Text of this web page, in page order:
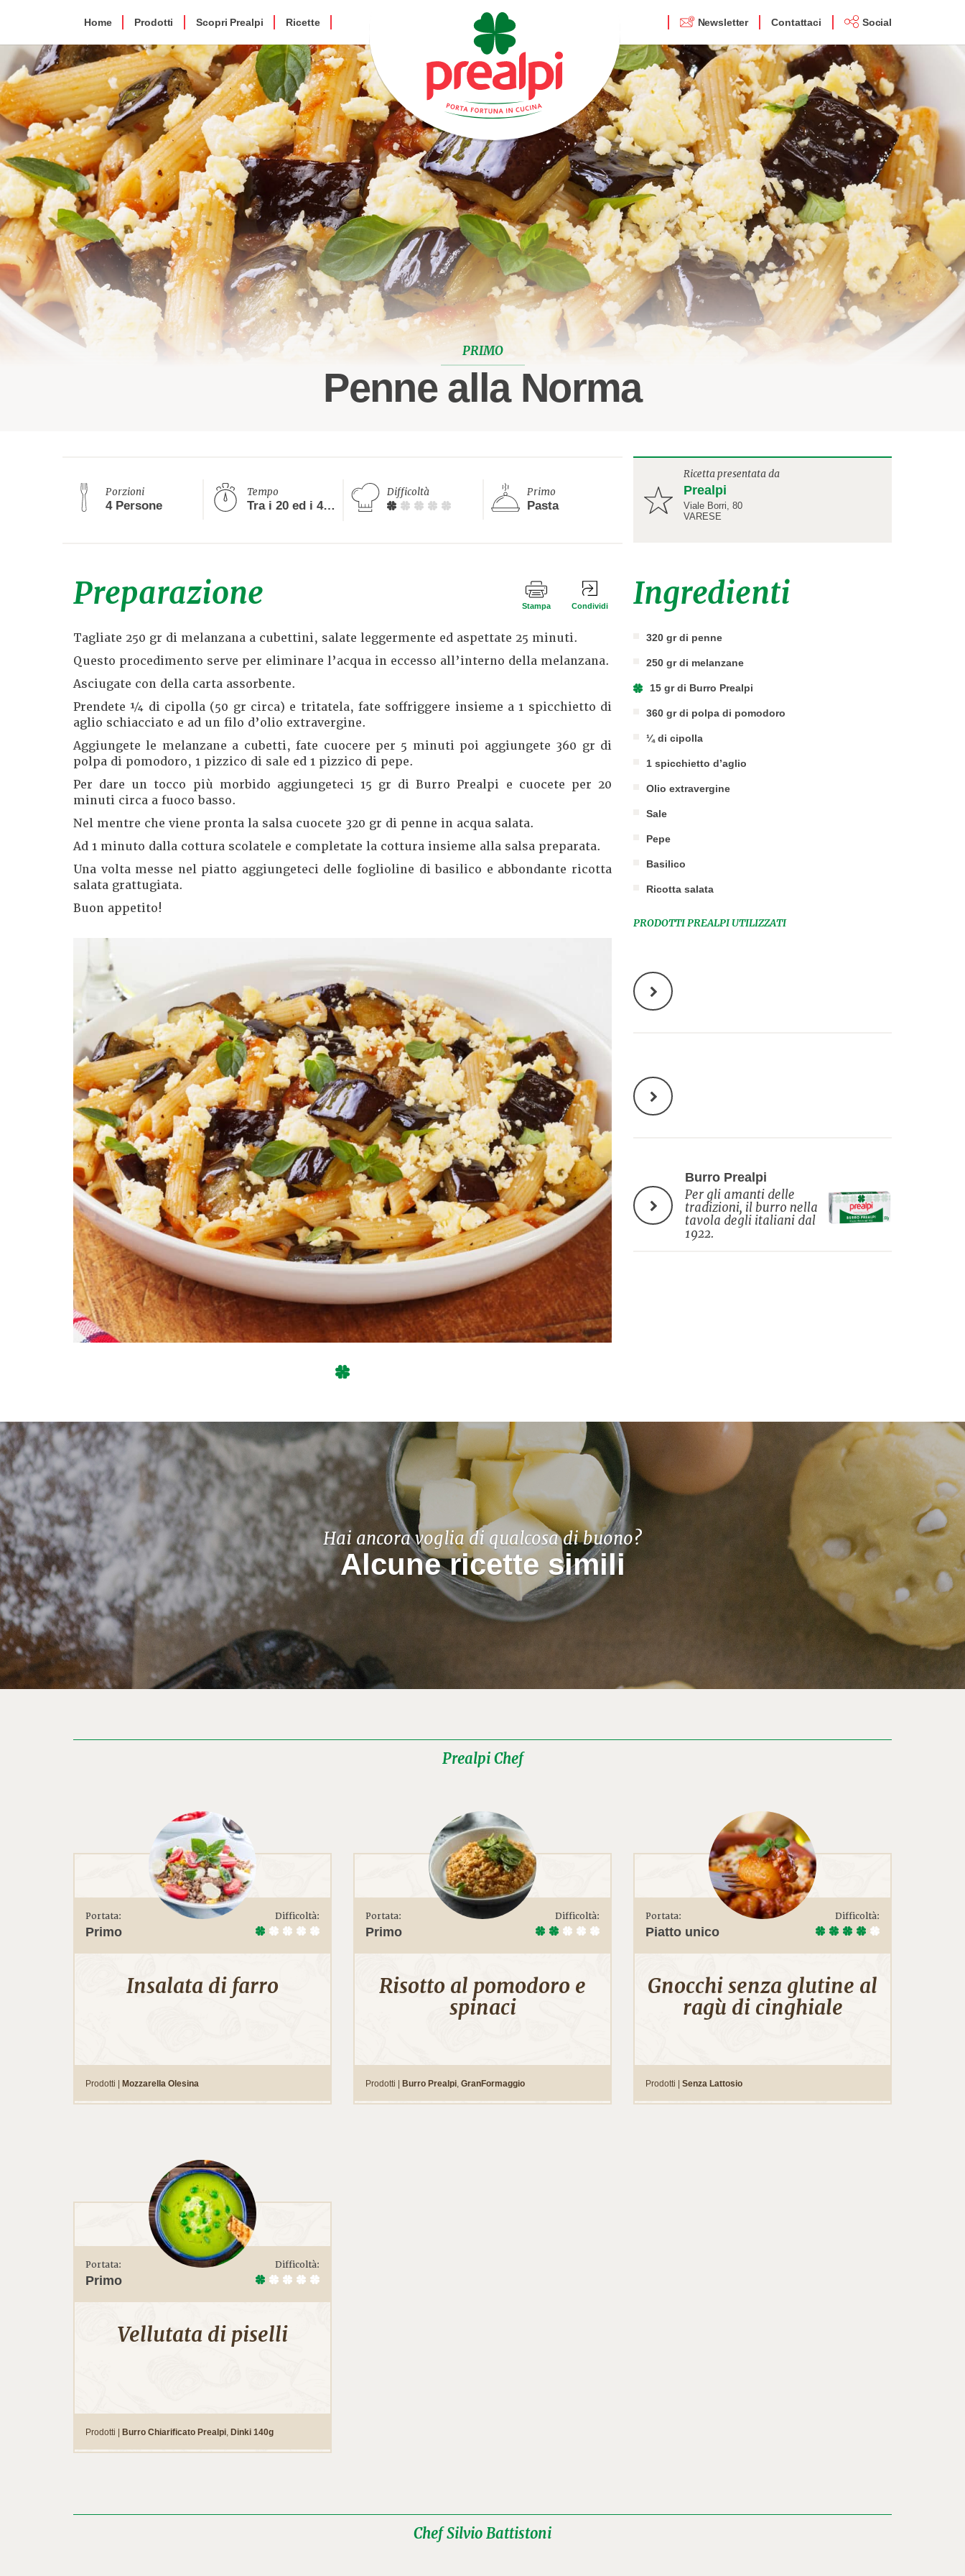
Home Prodotti Scopri Prealpi Ricette Newsletter Contattaci Social
PRIMO
Penne alla Norma
Porzioni
4 Persone
Tempo
Tra i 20 ed i 40 minuti
Difficoltà Primo
Pasta
Ricetta presentata da
Prealpi
Viale Borri, 80
VARESE
Preparazione Stampa Condividi
Tagliate 250 gr di melanzana a cubettini, salate leggermente ed aspettate 25 minuti.
Questo procedimento serve per eliminare l’acqua in eccesso all’interno della melanzana.
Asciugate con della carta assorbente.
Prendete ¼ di cipolla (50 gr circa) e tritatela, fate soffriggere insieme a 1 spicchietto di
aglio schiacciato e ad un filo d’olio extravergine.
Aggiungete le melanzane a cubetti, fate cuocere per 5 minuti poi aggiungete 360 gr di
polpa di pomodoro, 1 pizzico di sale ed 1 pizzico di pepe.
Per dare un tocco più morbido aggiungeteci 15 gr di Burro Prealpi e cuocete per 20
minuti circa a fuoco basso.
Nel mentre che viene pronta la salsa cuocete 320 gr di penne in acqua salata.
Ad 1 minuto dalla cottura scolatele e completate la cottura insieme alla salsa preparata.
Una volta messe nel piatto aggiungeteci delle foglioline di basilico e abbondante ricotta
salata grattugiata.
Buon appetito!
Ingredienti
320 gr di penne
250 gr di melanzane
15 gr di Burro Prealpi
360 gr di polpa di pomodoro
¼ di cipolla
1 spicchietto d’aglio
Olio extravergine
Sale
Pepe
Basilico
Ricotta salata
PRODOTTI PREALPI UTILIZZATI
Burro Prealpi
Per gli amanti delle
tradizioni, il burro nella
tavola degli italiani dal
1922.
Hai ancora voglia di qualcosa di buono?
Alcune ricette simili
Prealpi Chef
Portata:
Primo
Difficoltà:
Insalata di farro
Prodotti | Mozzarella Olesina
Portata:
Primo
Difficoltà:
Risotto al pomodoro e
spinaci
Prodotti | Burro Prealpi GranFormaggio
Portata:
Piatto unico
Difficoltà:
Gnocchi senza glutine al
ragù di cinghiale
Prodotti | Senza Lattosio
Portata:
Primo
Difficoltà:
Vellutata di piselli
Prodotti | Burro Chiarificato Prealpi Dinki 140g
Chef Silvio Battistoni